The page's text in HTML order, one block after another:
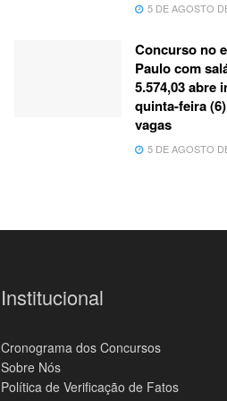
5 DE AGOSTO
Concurso no
Paulo com
5.574,03 abre
quinta-feira
vagas
5 DE AGOSTO
Institucional
Cronograma dos Concursos
Sobre Nós
Política de Verificação de Fatos